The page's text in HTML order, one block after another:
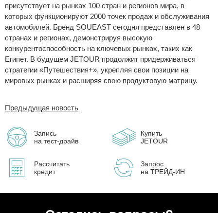
присутствует на рынках 100 стран и регионов мира, в
которых функционируют 2000 точек продаж и обслуживания
автомобилей. Бренд SOUEAST сегодня представлен в 48
странах и регионах, демонстрируя высокую
конкурентоспособность на ключевых рынках, таких как
Египет. В будущем JETOUR продолжит придерживаться
стратегии «Путешествия+», укрепляя свои позиции на
мировых рынках и расширяя свою продуктовую матрицу.
Предыдущая новость
Запись
на тест-драйв
Купить
JETOUR
Рассчитать
кредит
Запрос
на ТРЕЙД-ИН